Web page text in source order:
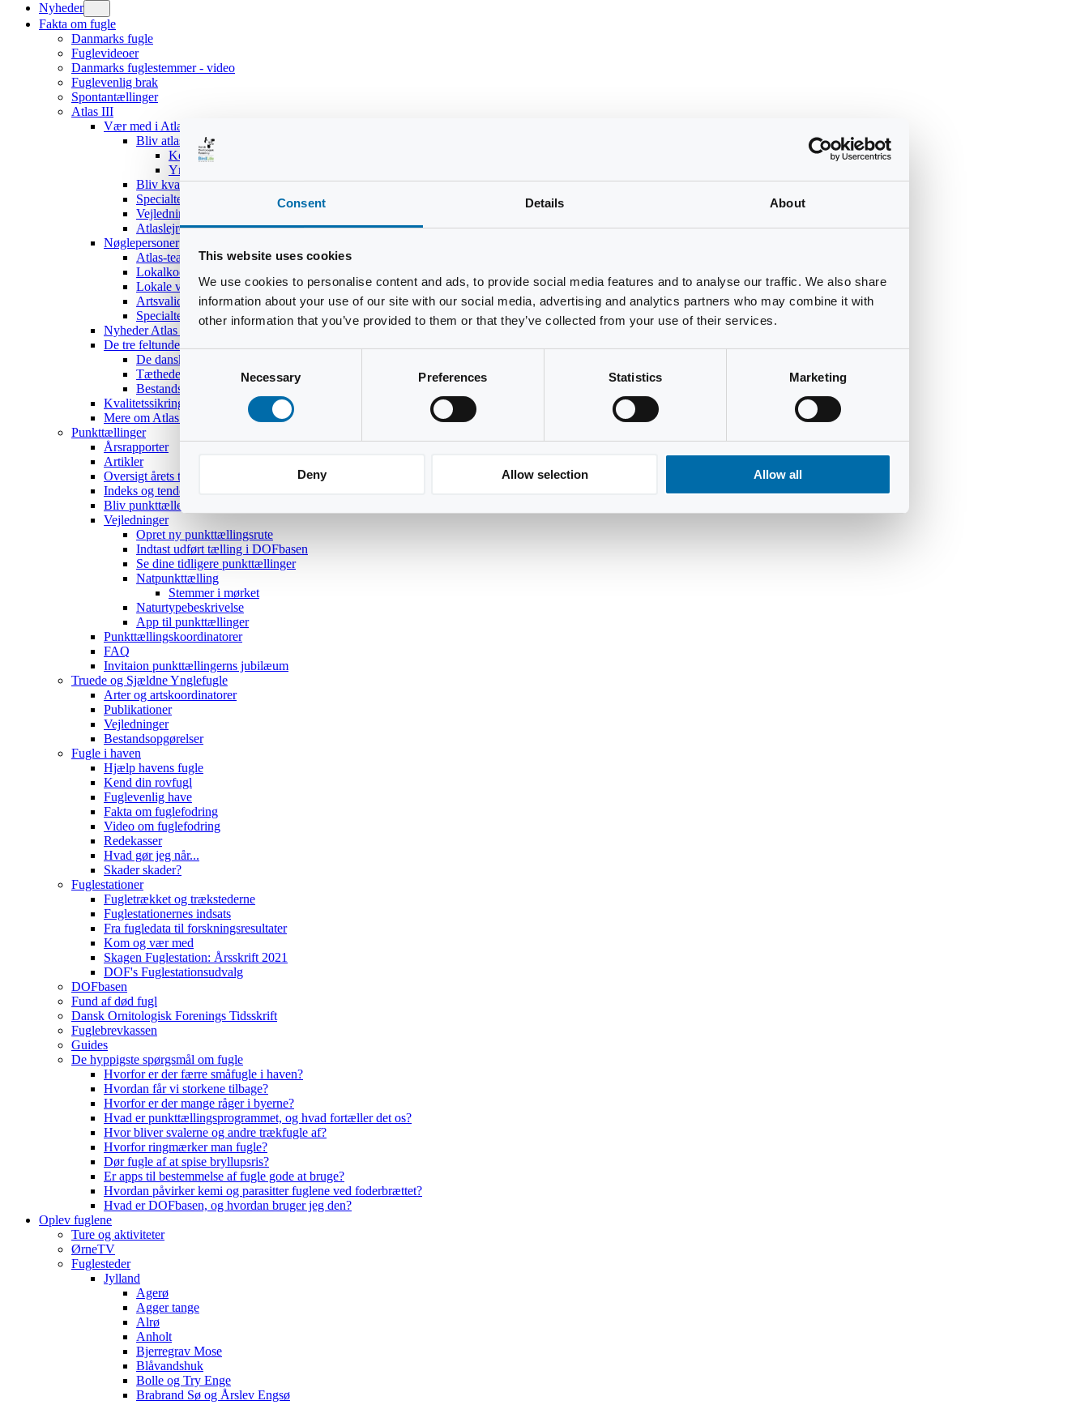
Consent Details About
This website uses cookies
We use cookies to personalise content and ads, to provide social media features and to analyse our traffic. We also share
information about your use of our site with our social media, advertising and analytics partners who may combine it with
other information that you’ve provided to them or that they’ve collected from your use of their services.
Consent
Selection
Necessary Preferences Statistics Marketing
Deny Allow selection Allow all
Nyheder
Fakta om fugle
Danmarks fugle
Fuglevideoer
Danmarks fuglestemmer - video
Fuglevenlig brak
Spontantællinger
Atlas III
Vær med i Atlas III
Bliv atlasdeltager
Kom hurtigt i gang
Yngleadfærdstyper
Bliv kvadratansvarlig
Specialteams
Vejledninger
Atlaslejre 2017
Nøglepersoner
Atlas-teamet
Lokalkoordinatorer
Lokale validatorer
Artsvalidatorer
Specialteams
Nyheder Atlas III
De tre feltundersøgelser
De danske ynglefugles udbredelse
Tætheder og bestandsestimater
Bestandsoptællinger af 18 udvalgte arter
Kvalitetssikring
Mere om Atlas III
Punkttællinger
Årsrapporter
Artikler
Oversigt årets temaer
Indeks og tendenser
Bliv punkttæller
Vejledninger
Opret ny punkttællingsrute
Indtast udført tælling i DOFbasen
Se dine tidligere punkttællinger
Natpunkttælling
Stemmer i mørket
Naturtypebeskrivelse
App til punkttællinger
Punkttællingskoordinatorer
FAQ
Invitaion punkttællingerns jubilæum
Truede og Sjældne Ynglefugle
Arter og artskoordinatorer
Publikationer
Vejledninger
Bestandsopgørelser
Fugle i haven
Hjælp havens fugle
Kend din rovfugl
Fuglevenlig have
Fakta om fuglefodring
Video om fuglefodring
Redekasser
Hvad gør jeg når...
Skader skader?
Fuglestationer
Fugletrækket og trækstederne
Fuglestationernes indsats
Fra fugledata til forskningsresultater
Kom og vær med
Skagen Fuglestation: Årsskrift 2021
DOF's Fuglestationsudvalg
DOFbasen
Fund af død fugl
Dansk Ornitologisk Forenings Tidsskrift
Fuglebrevkassen
Guides
De hyppigste spørgsmål om fugle
Hvorfor er der færre småfugle i haven?
Hvordan får vi storkene tilbage?
Hvorfor er der mange råger i byerne?
Hvad er punkttællingsprogrammet, og hvad fortæller det os?
Hvor bliver svalerne og andre trækfugle af?
Hvorfor ringmærker man fugle?
Dør fugle af at spise bryllupsris?
Er apps til bestemmelse af fugle gode at bruge?
Hvordan påvirker kemi og parasitter fuglene ved foderbrættet?
Hvad er DOFbasen, og hvordan bruger jeg den?
Oplev fuglene
Ture og aktiviteter
ØrneTV
Fuglesteder
Jylland
Agerø
Agger tange
Alrø
Anholt
Bjerregrav Mose
Blåvandshuk
Bolle og Try Enge
Brabrand Sø og Årslev Engsø